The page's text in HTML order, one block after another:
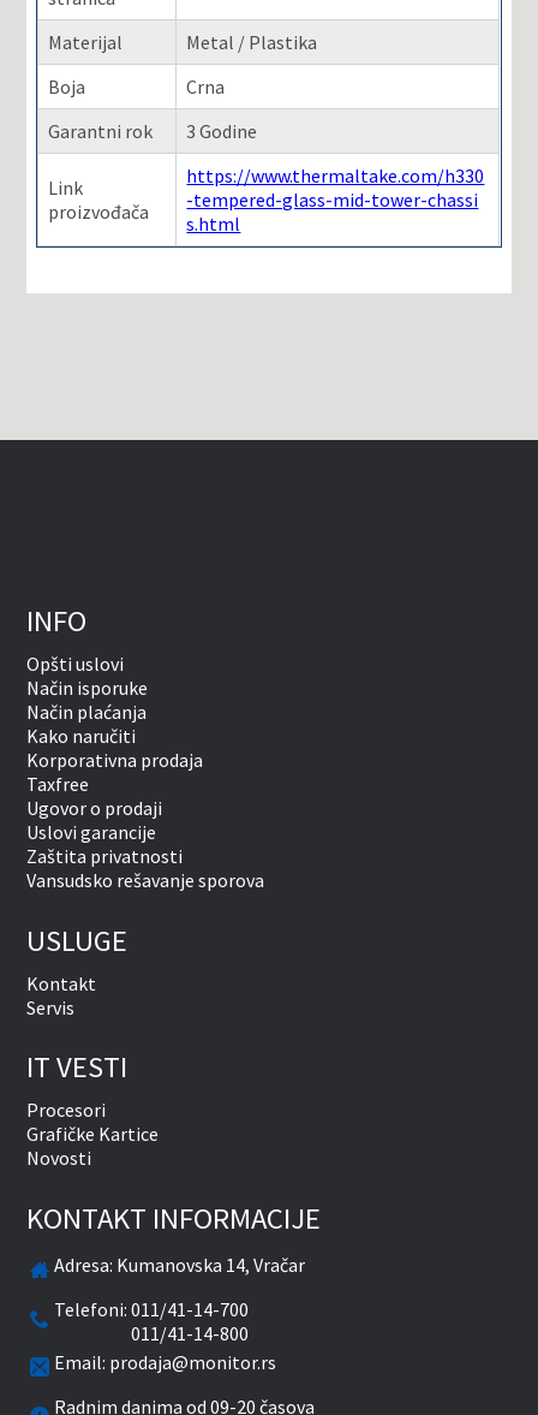
Materijal
Metal / Plastika
Boja
Crna
Garantni rok
3 Godine
Link
proizvođača
https://www.thermaltake.com/h330
-tempered-glass-mid-tower-chassi
s.html
INFO
Opšti uslovi
Način isporuke
Način plaćanja
Kako naručiti
Korporativna prodaja
Taxfree
Ugovor o prodaji
Uslovi garancije
Zaštita privatnosti
Vansudsko rešavanje sporova
USLUGE
Kontakt
Servis
IT VESTI
Procesori
Grafičke Kartice
Novosti
KONTAKT INFORMACIJE
Adresa: Kumanovska 14, Vračar
Telefoni:011/41-14-700
011/41-14-800
Email: prodaja@monitor.rs
Radnim danima od 09-20 časova